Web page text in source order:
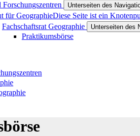
Unterseiten des
für GeographieDiese Seite ist ein
Fachschaftsrat Geographie
Unterseiten des
Praktikumsbörse